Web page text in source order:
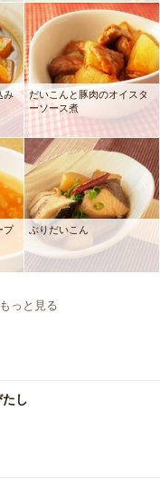
み
だいこんと豚肉のオイスタ
ーソース煮
プ ぶりだいこん
っと見る
し